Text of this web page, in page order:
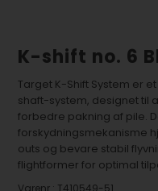
K-shift no. 6
Target K-Shift System er
shaft-system, designet til
forbedre pakning af pile.
forskydningsmekanisme
outs og bevare stabil
flightformer for optimal
Varenr.: T410549-51